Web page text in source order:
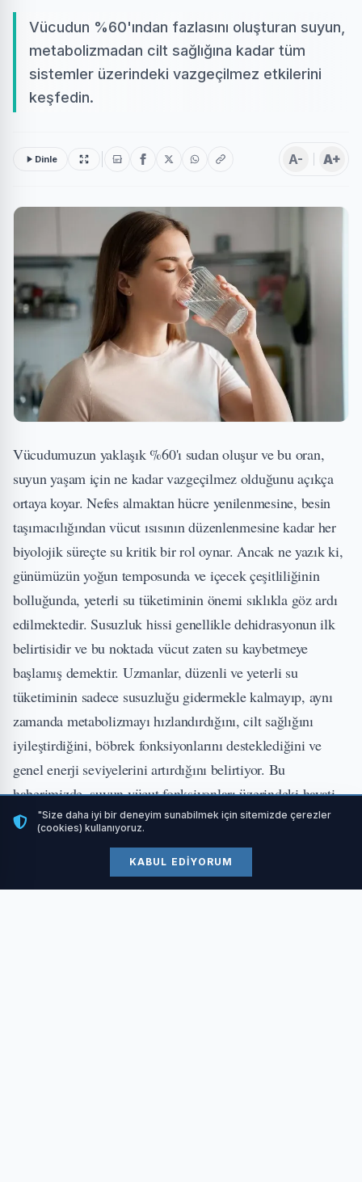
Vücudun %60'ından fazlasını oluşturan suyun,
metabolizmadan cilt sağlığına kadar tüm
sistemler üzerindeki vazgeçilmez etkilerini
keşfedin.
Dinle A- A+
Vücudumuzun yaklaşık %60'ı sudan oluşur ve bu oran,
suyun yaşam için ne kadar vazgeçilmez olduğunu açıkça
ortaya koyar. Nefes almaktan hücre yenilenmesine, besin
taşımacılığından vücut ısısının düzenlenmesine kadar her
biyolojik süreçte su kritik bir rol oynar. Ancak ne yazık ki,
günümüzün yoğun temposunda ve içecek çeşitliliğinin
bolluğunda, yeterli su tüketiminin önemi sıklıkla göz ardı
edilmektedir. Susuzluk hissi genellikle dehidrasyonun ilk
belirtisidir ve bu noktada vücut zaten su kaybetmeye
başlamış demektir. Uzmanlar, düzenli ve yeterli su
tüketiminin sadece susuzluğu gidermekle kalmayıp, aynı
zamanda metabolizmayı hızlandırdığını, cilt sağlığını
iyileştirdiğini, böbrek fonksiyonlarını desteklediğini ve
genel enerji seviyelerini artırdığını belirtiyor. Bu
haberimizde, suyun vücut fonksiyonları üzerindeki hayati
rolünü, dehidrasyonun tehlikelerini ve günlük su
"Size daha iyi bir deneyim sunabilmek için sitemizde çerezler
(cookies) kullanıyoruz.
KABUL EDIYORUM